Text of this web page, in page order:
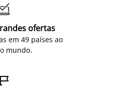
ofertas
em 49 países ao
mundo.
